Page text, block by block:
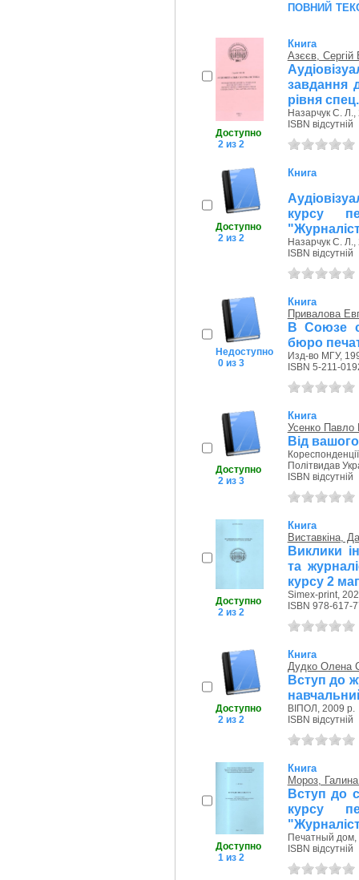
повний
Доступно
2 из 2
Книга
Азєєв,
завдання
рівня
Назарчук С. Л.,
ISBN відсутній
Доступно
2 из 2
Книга
курсу
Назарчук С. Л.,
ISBN відсутній
Недоступно
0 из 3
Книга
Привалова
В Союзе с
бюро
Изд-во МГУ,
ISBN 5-211-
Доступно
2 из 3
Книга
Усенко Павло
Від
Політвидав
ISBN відсутній
Доступно
2 из 2
Книга
Виставкіна,
Виклики
та
курсу 2
Simex-print,
ISBN 978-617-
Доступно
2 из 2
Книга
Дудко Олена
Вступ до
ВІПОЛ, 2009 р.
ISBN відсутній
Доступно
1 из 2
Книга
Мороз,
Вступ до
курсу
Печатный дом,
ISBN відсутній